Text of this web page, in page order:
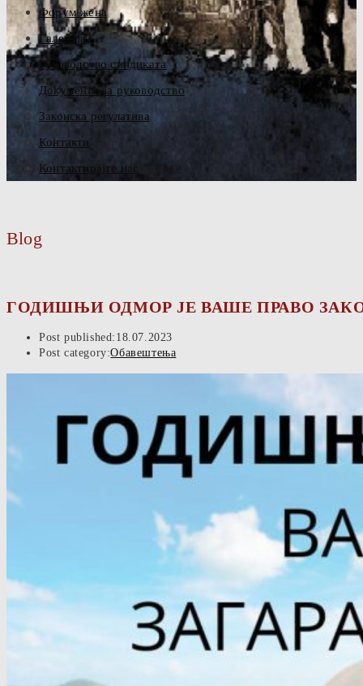
Форум жена
Галерија
Руководство синдиката
Документа за руководство
Законска регулатива
Контакти
Контактирајте нас
Blog
ГОДИШЊИ ОДМОР ЈЕ ВАШЕ ПРАВО
Post published: 18.07.2023
Post category:Обавештења